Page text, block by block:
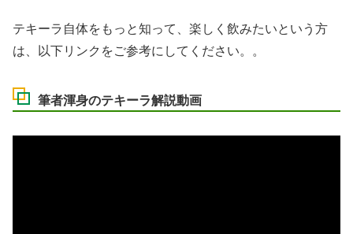
テキーラ自体をもっと知って、楽しく飲みたいという方
は、以下リンクをご参考にしてください。。
筆者渾身のテキーラ解説動画